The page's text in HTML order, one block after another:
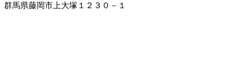
群馬県藤岡市上大塚１２３０－１